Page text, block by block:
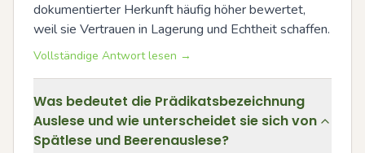
dokumentierter Herkunft häufig höher bewertet,
weil sie Vertrauen in Lagerung und Echtheit schaffen.
Vollständige Antwort lesen →
Was bedeutet die Prädikatsbezeichnung
Auslese und wie unterscheidet sie sich von
Spätlese und Beerenauslese?